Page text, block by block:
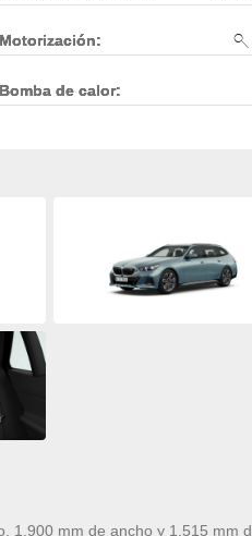
Motorización:
Bomba de calor:
1.900 mm de ancho y 1.515